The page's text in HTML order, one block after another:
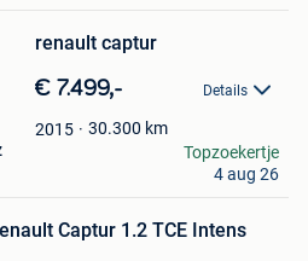
renault captur
€ 7.499,- Details
2015 30.300 km
Topzoekertje
4 aug 26
Captur 1.2 TCE Intens